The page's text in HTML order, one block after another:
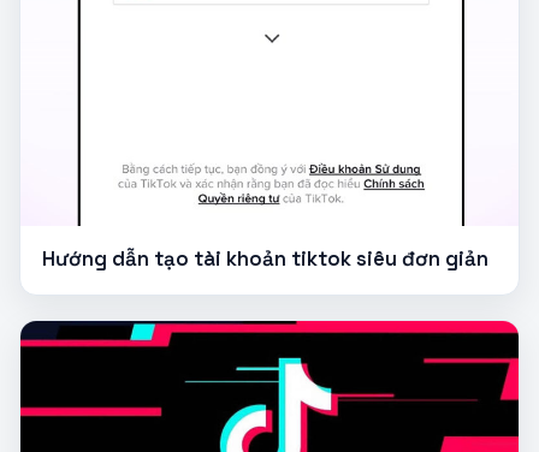
Hướng dẫn tạo tài khoản tiktok siêu đơn giản